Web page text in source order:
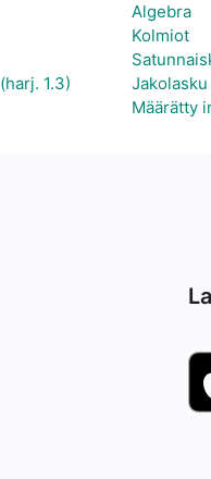
1.3)
Algebra
Kolmiot
Jakolasku
Määrätty